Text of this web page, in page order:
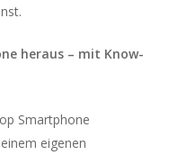
heraus – mit Know-
Smartphone
eigenen